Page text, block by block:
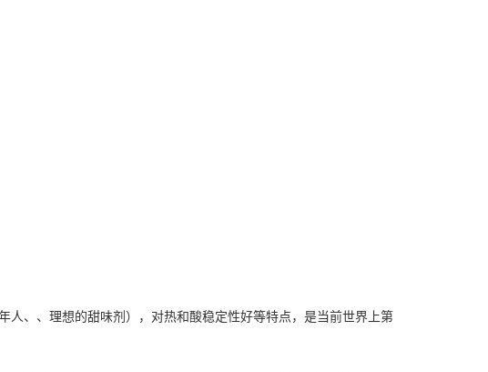
、、理想的甜味剂），对热和酸稳定性好等特点，是当前世界上第